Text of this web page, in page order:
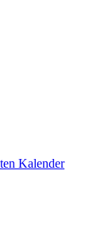
Kalender